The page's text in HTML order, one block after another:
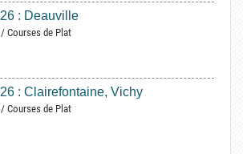
: Deauville
/ Courses de Plat
: Clairefontaine, Vichy
/ Courses de Plat